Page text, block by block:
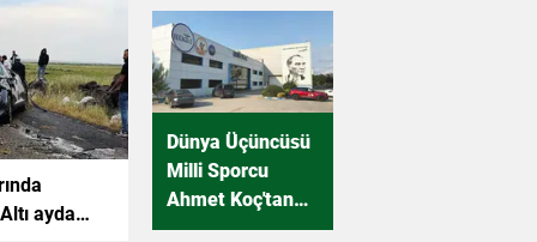
ayda
Dünya Üçüncüsü
Milli Sporcu
Ahmet Koç'tan
Hekim İlaç'a